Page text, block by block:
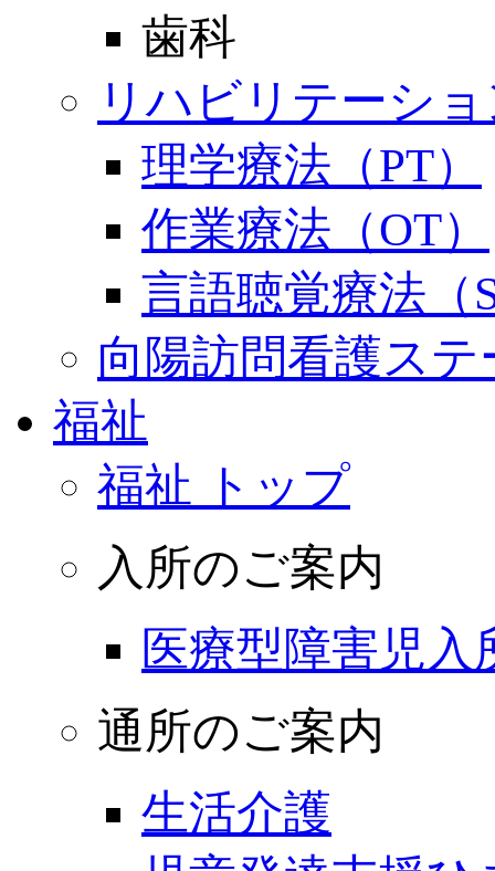
歯科
リハビリテーシ
理学療法（PT）
作業療法（OT）
言語聴覚療法（
向陽訪問看護ス
福祉
福祉 トップ
入所のご案内
医療型障害児
通所のご案内
生活介護